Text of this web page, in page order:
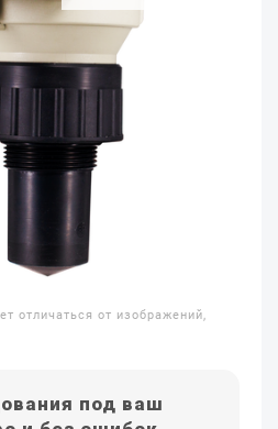
отличаться от изображений,
под ваш